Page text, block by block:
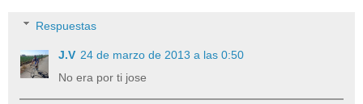
Respuestas
J.V 24 de marzo de 2013 a las 0:50
No era por ti jose